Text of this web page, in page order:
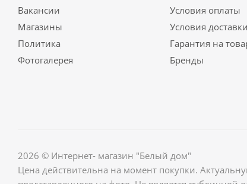
Вакансии
Магазины
Политика
Фотогалерея
Условия оплаты
Условия доставки
Гарантия на
Бренды
2026 © Интернет- магазин "Белый дом"
Цена действительна на момент покупки.